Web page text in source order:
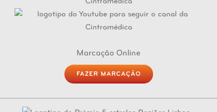
Marcação Online
FAZER MARCAÇÃO